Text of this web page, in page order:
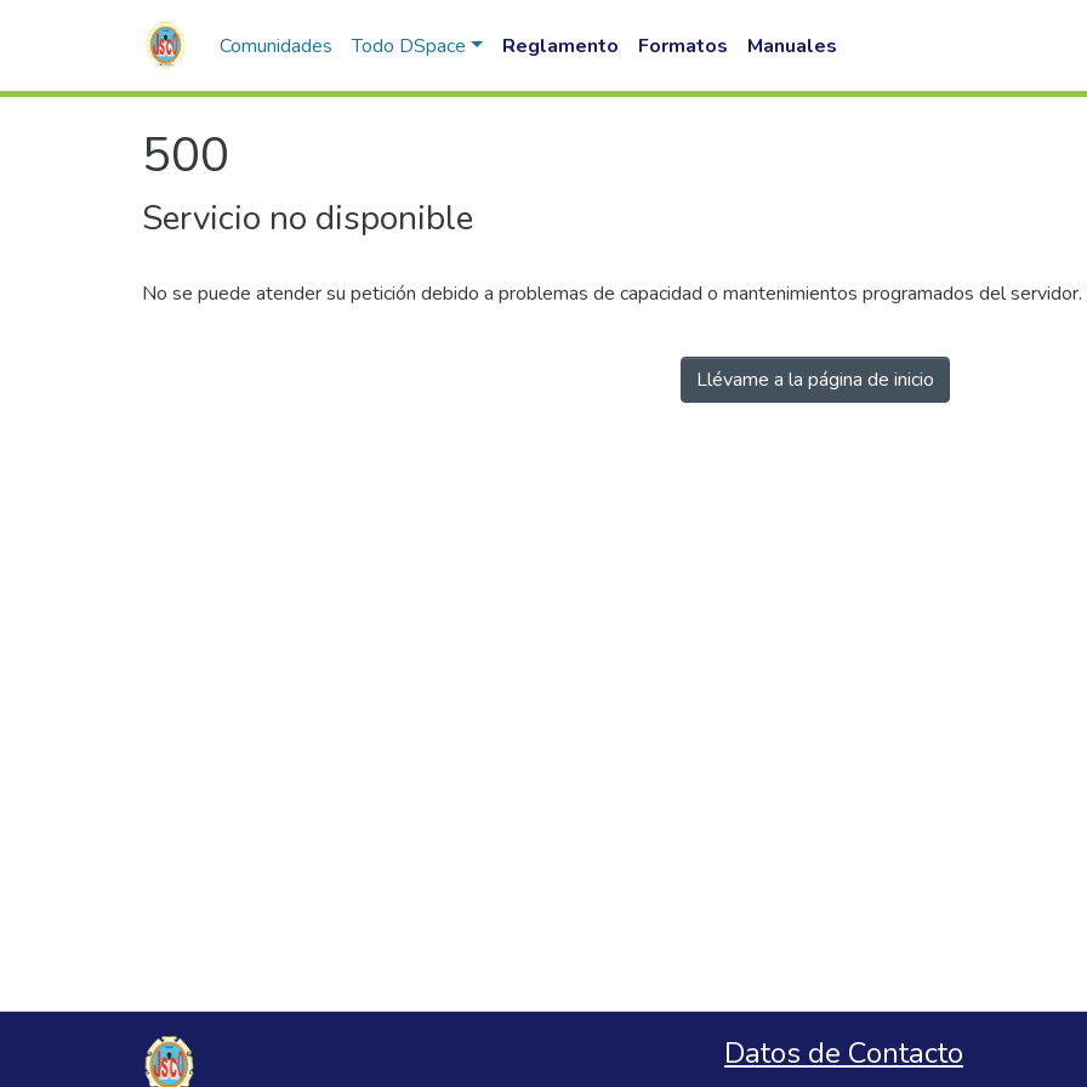
Comunidades Todo DSpace Reglamento Formatos Manuales
500
Servicio no disponible
No se puede atender su petición debido a problemas de capacidad o mantenimientos programados del
Llévame a la página de inicio
Datos de Contacto